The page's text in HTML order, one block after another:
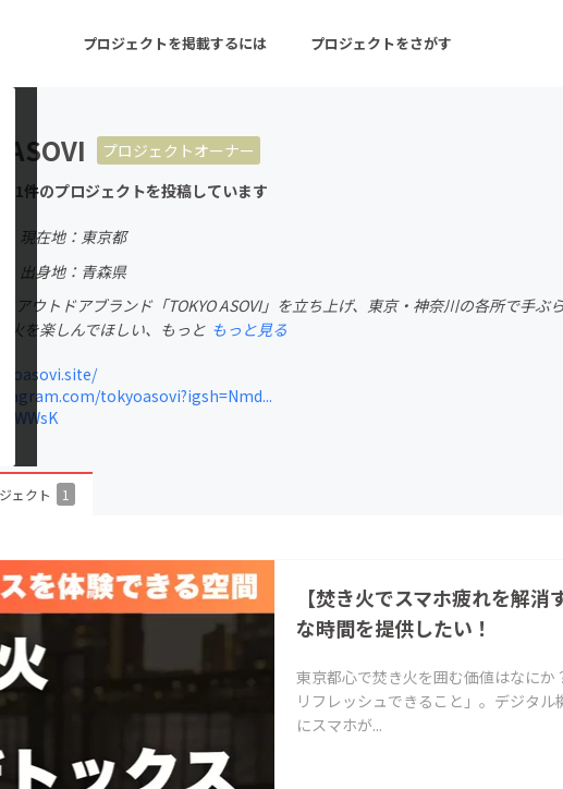
プロジェクトを掲載するには プロジェクトをさがす
リターン 注目の新着プロジェクト
音楽
ゲーム・サービス開発 フード・飲食店
チャレンジ
CAMPFIREふるさと納税
ASOVI
プロジェクトオーナー
1件のプロジェクトを投稿しています
現在地：東京都
出身地：青森県
にアウトドアブランド「TOKYO ASOVI」を立ち上げ、東京・神奈川の各所で手
火を楽しんでほしい、もっと もっと見る
tokyoasovi?igsh=Nmd...
ェクト 1
【焚き火でスマホ疲れを解
な時間を提供したい！
東京都心で焚き火を囲む価値はなにか
リフレッシュできること」。デジタ
にスマホが...